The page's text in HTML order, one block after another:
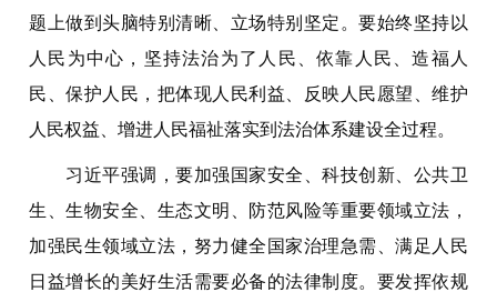
题上做到头脑特别清晰、立场特别坚定。要始终坚持以
人民为中心，坚持法治为了人民、依靠人民、造福人
民、保护人民，把体现人民利益、反映人民愿望、维护
人民权益、增进人民福祉落实到法治体系建设全过程。
习近平强调，要加强国家安全、科技创新、公共卫
生、生物安全、生态文明、防范风险等重要领域立法，
加强民生领域立法，努力健全国家治理急需、满足人民
日益增长的美好生活需要必备的法律制度。要发挥依规